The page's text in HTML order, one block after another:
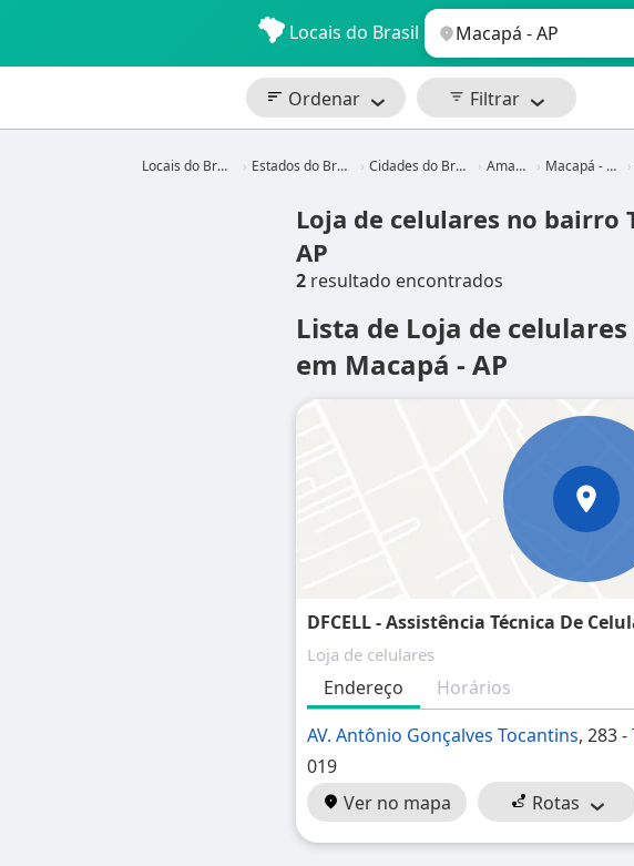
Locais do Brasil
Ordenar Filtrar
Locais do Brasil Estados do Brasil Cidades do Brasil Amapá Macapá - AP
Loja de celulares no bairro
AP
2 resultado encontrados
Lista de Loja de
em Macapá - AP
DFCELL - Assistência Técnica De
Loja de celulares
Endereço
Horários
AV. Antônio Gonçalves Tocantins, 283 -
019
Ver no mapa
Rotas